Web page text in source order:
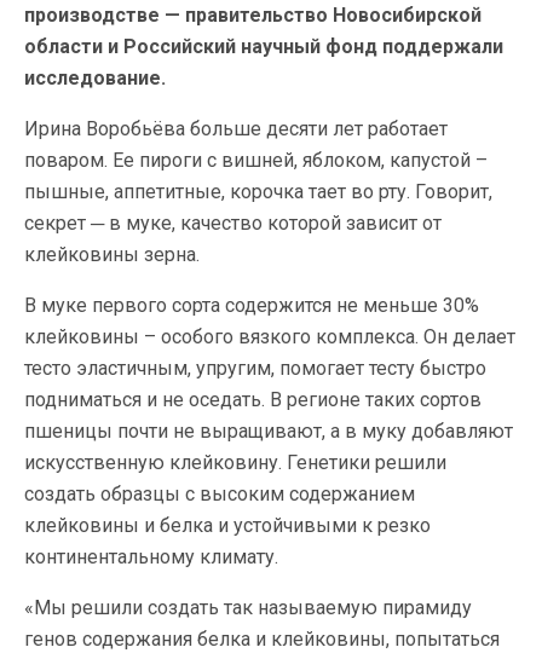
производстве — правительство Новосибирской
области и Российский научный фонд поддержали
исследование.
Ирина Воробьёва больше десяти лет работает
поваром. Ее пироги с вишней, яблоком, капустой –
пышные, аппетитные, корочка тает во рту. Говорит,
секрет ─ в муке, качество которой зависит от
клейковины зерна.
В муке первого сорта содержится не меньше 30%
клейковины – особого вязкого комплекса. Он делает
тесто эластичным, упругим, помогает тесту быстро
подниматься и не оседать. В регионе таких сортов
пшеницы почти не выращивают, а в муку добавляют
искусственную клейковину. Генетики решили
создать образцы с высоким содержанием
клейковины и белка и устойчивыми к резко
континентальному климату.
«Мы решили создать так называемую пирамиду
генов содержания белка и клейковины, попытаться